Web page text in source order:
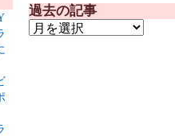
過去の記事